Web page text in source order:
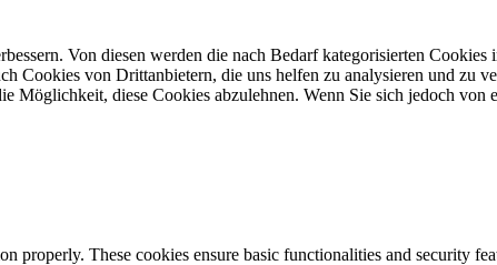
Von diesen werden die nach Bedarf kategorisierten
Cookies von Drittanbietern, die uns helfen zu analysieren und zu
Möglichkeit, diese Cookies abzulehnen. Wenn Sie sich jedoch von
properly. These cookies ensure basic functionalities and security